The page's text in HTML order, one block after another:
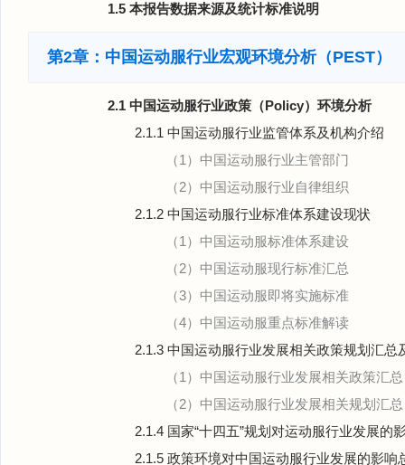
1.5 本报告数据来源及统计标准说明
第2章：中国运动服行业宏观环境分析（PEST）
2.1 中国运动服行业政策（Policy）环境分析
2.1.1 中国运动服行业监管体系及机构介绍
（1）中国运动服行业主管部门
（2）中国运动服行业自律组织
2.1.2 中国运动服行业标准体系建设现状
（1）中国运动服标准体系建设
（2）中国运动服现行标准汇总
（3）中国运动服即将实施标准
（4）中国运动服重点标准解读
2.1.3 中国运动服行业发展相关政策规划汇总
（1）中国运动服行业发展相关政策汇总
（2）中国运动服行业发展相关规划汇总
2.1.4 国家“十四五”规划对运动服行业发展的
2.1.5 政策环境对中国运动服行业发展的影响